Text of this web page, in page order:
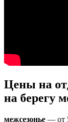
Цены на
на берегу
межсезонье — от